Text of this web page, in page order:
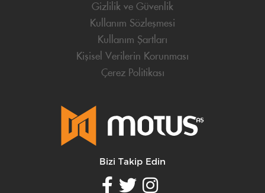
Gizlilik ve Güvenlik
Kullanım Sözleşmesi
Kullanım Şartları
Kişisel Verilerin Korunması
Çerez Politikası
Bizi Takip Edin